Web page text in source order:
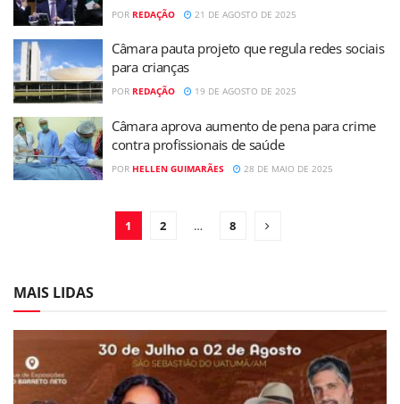
POR REDAÇÃO 21 DE AGOSTO DE 2025
Câmara pauta projeto que regula redes sociais
para crianças
POR REDAÇÃO 19 DE AGOSTO DE 2025
Câmara aprova aumento de pena para crime
contra profissionais de saúde
POR HELLEN GUIMARÃES 28 DE MAIO DE 2025
1 2 … 8
MAIS LIDAS